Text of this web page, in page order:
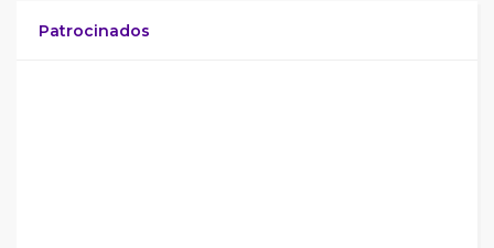
Patrocinados